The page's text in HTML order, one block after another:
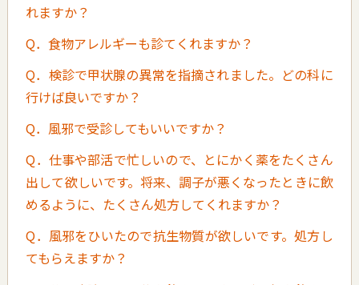
れますか？
Q．食物アレルギーも診てくれますか？
Q．検診で甲状腺の異常を指摘されました。どの科に
行けば良いですか？
Q．風邪で受診してもいいですか？
Q．仕事や部活で忙しいので、とにかく薬をたくさん
出して欲しいです。将来、調子が悪くなったときに飲
めるように、たくさん処方してくれますか？
Q．風邪をひいたので抗生物質が欲しいです。処方し
てもらえますか？